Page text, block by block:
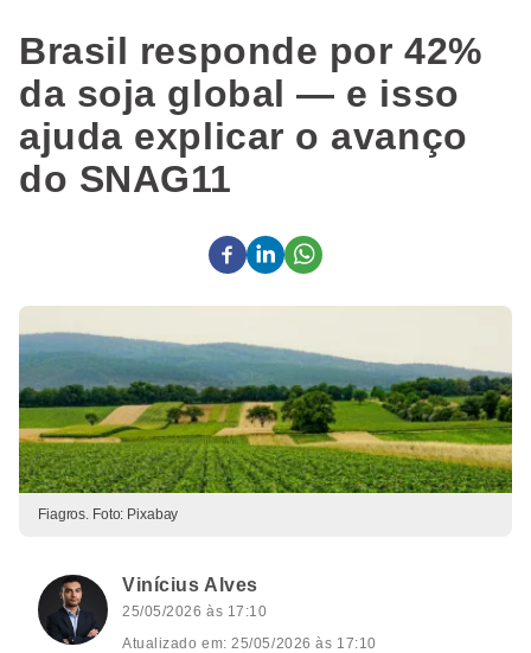
Brasil responde por 42%
da soja global — e isso
ajuda explicar o avanço
do SNAG11
Fiagros. Foto: Pixabay
Vinícius Alves
25/05/2026 às 17:10
Atualizado em: 25/05/2026 às 17:10